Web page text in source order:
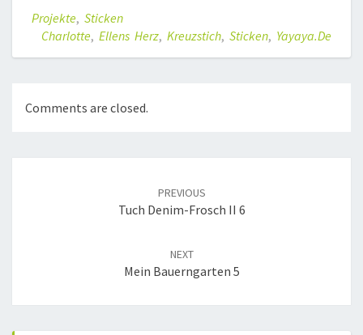
Projekte, Sticken
Charlotte, Ellens Herz, Kreuzstich, Sticken, Yayaya.de
Comments are closed.
PREVIOUS
Tuch Denim-Frosch II 6
NEXT
Mein Bauerngarten 5